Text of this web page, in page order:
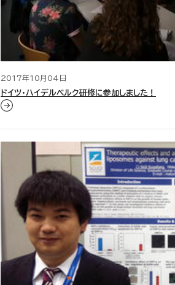
2017年10月04日
ドイツ・ハイデルベルク研修に参加しました！